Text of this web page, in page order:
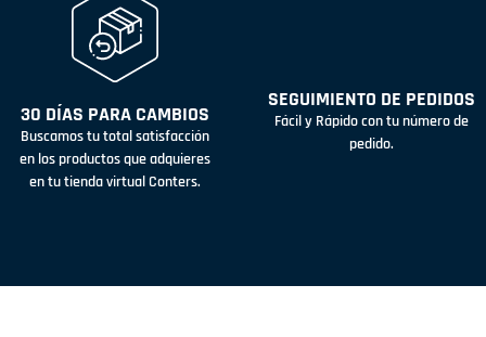
30 DÍAS PARA CAMBIOS
Buscamos tu total satisfacción
en los productos que adquieres
en tu tienda virtual Conters.
SEGUIMIENTO DE PEDIDOS
Fácil y Rápido con tu número de
pedido.